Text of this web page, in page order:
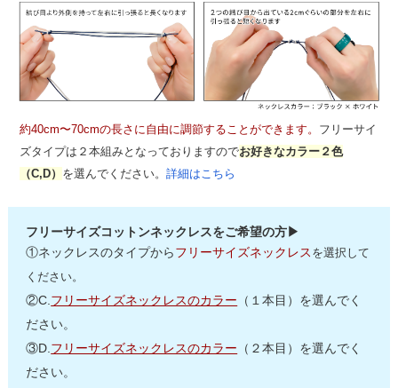
約40cm〜70cmの長さに自由に調節することができます。 フリーサイ
ズタイプは２本組みとなっておりますのでお好きなカラー２色
（C,D） を選んでください。 詳細はこちら
フリーサイズコットンネックレスをご希望の方▶
①ネックレスのタイプから フリーサイズネックレス を選択して
ください。
②C. フリーサイズネックレスのカラー （１本目）を選んでく
ださい。
③D. フリーサイズネックレスのカラー （２本目）を選んでく
ださい。